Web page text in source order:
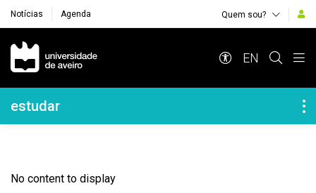
Notícias Agenda Quem sou?
Navegação Principal
EN
Navegação Lateral
estudar
No content to display